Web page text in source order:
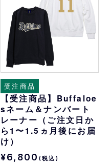
受注商品
【受注商品】Buffaloe
sネーム＆ナンバート
レーナー（ご注文日か
ら1〜1.5ヵ月後にお届
け）
¥6,800 (税込)